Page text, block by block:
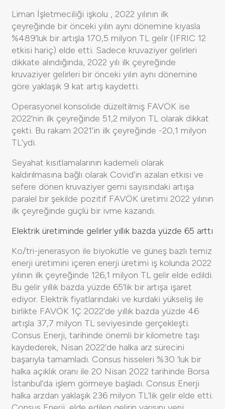
Liman İşletmeciliği işkolu , 2022 yılının ilk
çeyreğinde bir önceki yılın aynı dönemine kıyasla
%489’luk bir artışla 170,5 milyon TL gelir (IFRIC 12
etkisi hariç) elde etti. Sadece kruvaziyer gelirleri
dikkate alındığında, 2022 yılı ilk çeyreğinde
kruvaziyer gelirleri bir önceki yılın aynı dönemine
göre yaklaşık 9 kat artış kaydetti.
Operasyonel konsolide düzeltilmiş FAVÖK ise
2022’nin ilk çeyreğinde 51,2 milyon TL olarak dikkat
çekti. Bu rakam 2021’in ilk çeyreğinde -20,1 milyon
TL’ydi.
Seyahat kısıtlamalarının kademeli olarak
kaldırılmasına bağlı olarak Covid’in azalan etkisi ve
sefere dönen kruvaziyer gemi sayısındaki artışa
paralel bir şekilde pozitif FAVÖK üretimi 2022 yılının
ilk çeyreğinde güçlü bir ivme kazandı.
Elektrik üretiminde gelirler yıllık bazda yüzde 65 arttı
Ko/tri-jenerasyon ile biyokütle ve güneş bazlı temiz
enerji üretimini içeren enerji üretimi iş kolunda 2022
yılının ilk çeyreğinde 126,1 milyon TL gelir elde edildi.
Bu gelir yıllık bazda yüzde 65’lik bir artışa işaret
ediyor. Elektrik fiyatlarındaki ve kurdaki yükseliş ile
birlikte FAVÖK 1Ç 2022’de yıllık bazda yüzde 46
artışla 37,7 milyon TL seviyesinde gerçekleşti.
Consus Enerji, tarihinde önemli bir kilometre taşı
kaydederek, Nisan 2022’de halka arz sürecini
başarıyla tamamladı. Consus hisseleri %30 ‘luk bir
halka açıklık oranı ile 20 Nisan 2022 tarihinde Borsa
İstanbul’da işlem görmeye başladı. Consus Enerji
halka arzdan yaklaşık 236 milyon TL’lik gelir elde etti.